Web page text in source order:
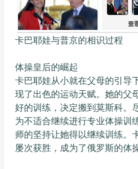
卡巴耶娃与普京的相识过程
体操皇后的崛起
卡巴耶娃从小就在父母的引导
现了出色的运动天赋。她的父
好的训练，决定搬到莫斯科。
为不适合继续进行专业体操训
师的坚持让她得以继续训练。
屡次获胜，成为了俄罗斯的体